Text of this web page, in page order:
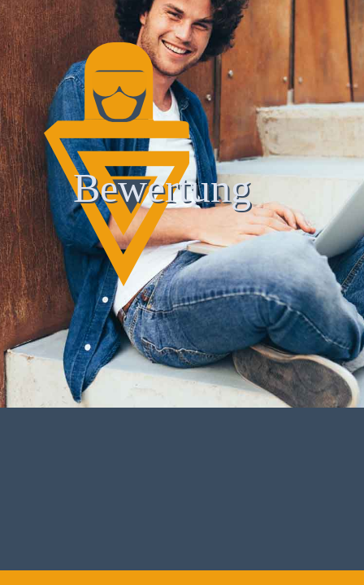
Bewertung